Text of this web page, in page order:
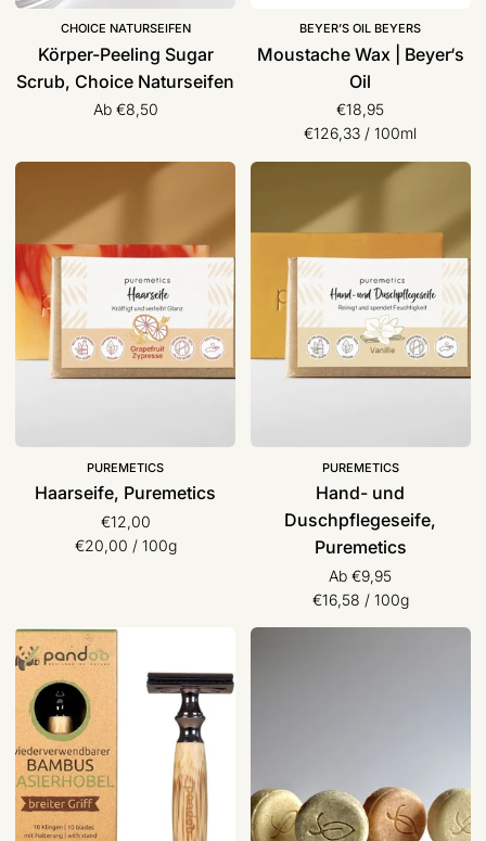
CHOICE NATURSEIFEN
Körper-Peeling Sugar
Scrub, Choice Naturseifen
Ab €8,50
BEYER’S OIL BEYERS
Moustache Wax | Beyer‘s
Oil
€18,95
Stückpreis
€126,33/pro
100ml
Haarseife,
Puremetics
PUREMETICS
Haarseife, Puremetics
€12,00
Stückpreis
€20,00 /pro
100g
Hand-
Duschpflegeseife,
Puremetics
PUREMETICS
Hand- und
Duschpflegeseife,
Puremetics
Ab €9,95
Stückpreis
€16,58 /pro
100g
Rasierhobel/
Safety
Razor
dicker
Bambus
Griff
Pandoo
Festes